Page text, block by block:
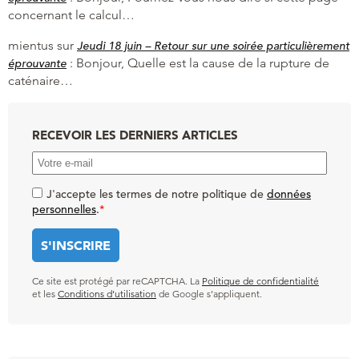
concernant le calcul…
mientus sur Jeudi 18 juin – Retour sur une soirée particulièrement
éprouvante : Bonjour, Quelle est la cause de la rupture de
caténaire…
RECEVOIR LES DERNIERS ARTICLES
J'accepte les termes de notre politique de données
personnelles.*
Ce site est protégé par reCAPTCHA. La Politique de confidentialité
et les Conditions d’utilisation de Google s’appliquent.